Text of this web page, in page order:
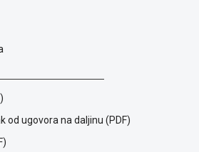
od ugovora na daljinu (PDF)